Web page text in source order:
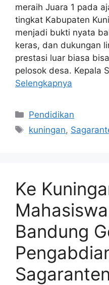
meraih Juara 1 pada
tingkat Kabupaten
menjadi bukti nyata
keras, dan dukungan
prestasi luar biasa
pelosok desa. Kepala
Selengkapnya
Kategori
Pendidikan
Tag
kuningan,
Ke
Bandung
Sagaranten